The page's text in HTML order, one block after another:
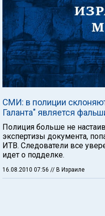
СМИ: в полиции
Галанта" является
Полиция больше не
экспертизы документа,
ИТВ. Следователи все
идет о подделке.
16.08.2010 07:56 // В Израиле